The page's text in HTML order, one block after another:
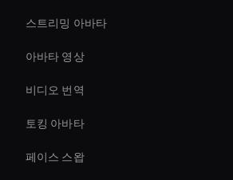
스트리밍 아바타
아바타 영상
비디오 번역
토킹 아바타
페이스 스왑